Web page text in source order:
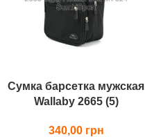
Сумка барсетка мужская
Wallaby 2665 (5)
340,00